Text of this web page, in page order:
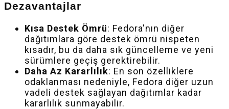
Dezavantajlar
Kısa Destek Ömrü: Fedora'nın diğer
dağıtımlara göre destek ömrü nispeten
kısadır, bu da daha sık güncelleme ve yeni
sürümlere geçiş gerektirebilir.
Daha Az Kararlılık: En son özelliklere
odaklanması nedeniyle, Fedora diğer uzun
vadeli destek sağlayan dağıtımlar kadar
kararlılık sunmayabilir.